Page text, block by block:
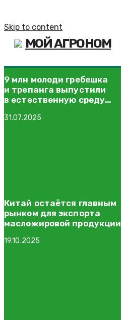
Skip to content
МОЙ АГРОНОМ
9 млн молоди гребешка
и трепанга выпустили
в естественную среду
31.07.2025
Китай остаётся главным
рынком для экспорта
масложировой продукции
19.10.2025